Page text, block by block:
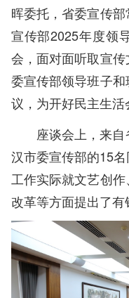
晖委托，省委宣传
宣传部2025年度领
会，面对面听取宣
委宣传部领导班子
议，为开好民主生活
座谈会上，来自
汉市委宣传部的15
工作实际就文艺创
改革等方面提出了有